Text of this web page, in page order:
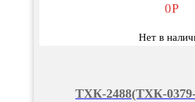
0Р
Нет в
ТХК-2488(ТХК-